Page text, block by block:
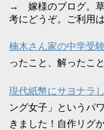
→ 嫁様のブログ。草
考にどうぞ。ご利用
楠木さん家の中学受
ったこと、解ったこ
現代紙幣にサヨナラ
ング女子」というパ
きました！自作リグ